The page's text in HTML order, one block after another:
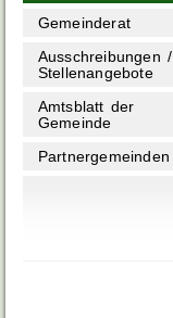
Gemeinderat
Ausschreibungen /
Stellenangebote
Amtsblatt der
Gemeinde
Partnergemeinden